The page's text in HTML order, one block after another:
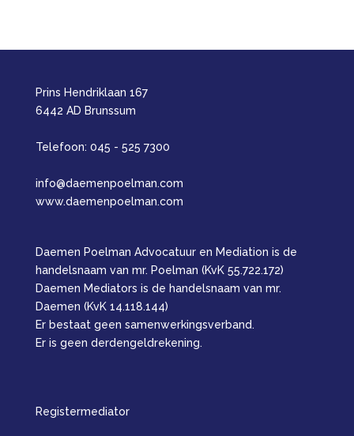
Prins Hendriklaan 167
6442 AD Brunssum
Telefoon: 045 - 525 7300
info@daemenpoelman.com
www.daemenpoelman.com
Daemen Poelman Advocatuur en Mediation is de
handelsnaam van mr. Poelman (KvK 55.722.172)
Daemen Mediators is de handelsnaam van mr.
Daemen (KvK 14.118.144)
Er bestaat geen samenwerkingsverband.
Er is geen derdengeldrekening.
Registermediator